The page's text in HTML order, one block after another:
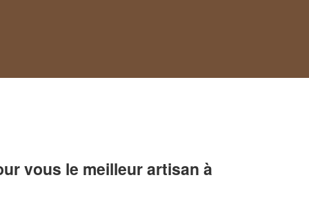
vous le meilleur artisan à